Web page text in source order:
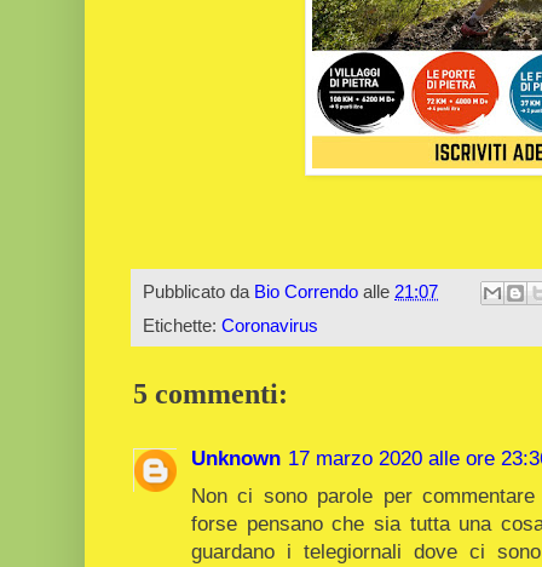
Pubblicato da Bio Correndo alle 21:07
Etichette: Coronavirus
5 commenti:
Unknown 17 marzo 2020 alle ore
Non ci sono parole per
forse pensano che sia tutta una
guardano i telegiornali dove ci